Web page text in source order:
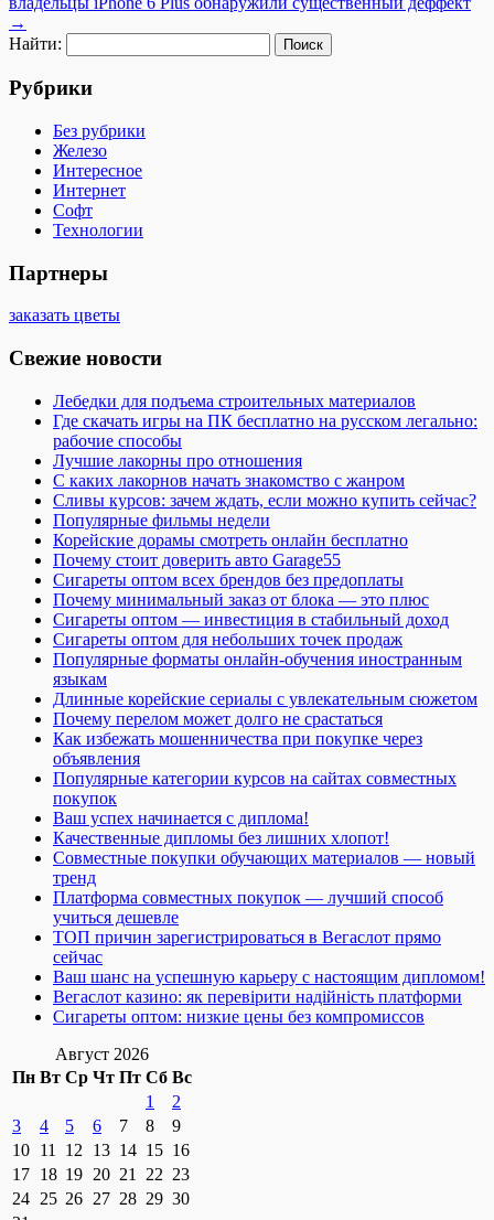
→
Найти:
Рубрики
Без рубрики
Железо
Интересное
Интернет
Софт
Технологии
Партнеры
заказать цветы
Свежие новости
Лебедки для подъема строительных материалов
Где скачать игры на ПК бесплатно на русском легально:
рабочие способы
Лучшие лакорны про отношения
С каких лакорнов начать знакомство с жанром
Сливы курсов: зачем ждать, если можно купить сейчас?
Популярные фильмы недели
Корейские дорамы смотреть онлайн бесплатно
Почему стоит доверить авто Garage55
Сигареты оптом всех брендов без предоплаты
Почему минимальный заказ от блока — это плюс
Сигареты оптом — инвестиция в стабильный доход
Сигареты оптом для небольших точек продаж
Популярные форматы онлайн-обучения иностранным
языкам
Длинные корейские сериалы с увлекательным сюжетом
Почему перелом может долго не срастаться
Как избежать мошенничества при покупке через
объявления
Популярные категории курсов на сайтах совместных
покупок
Ваш успех начинается с диплома!
Качественные дипломы без лишних хлопот!
Совместные покупки обучающих материалов — новый
тренд
Платформа совместных покупок — лучший способ
учиться дешевле
ТОП причин зарегистрироваться в Вегаслот прямо
сейчас
Ваш шанс на успешную карьеру с настоящим дипломом!
Вегаслот казино: як перевірити надійність платформи
Сигареты оптом: низкие цены без компромиссов
Август 2026
Пн Вт Ср Чт Пт Сб Вс
1
2
3
4 5 6 7 8
9
10 11 12 13 14 15 16
17 18 19 20 21 22 23
24 25 26 27 28 29 30